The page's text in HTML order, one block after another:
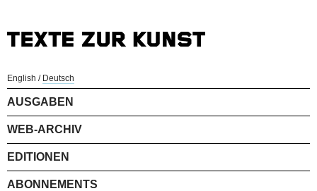
English / Deutsch
AUSGABEN
WEB-ARCHIV
EDITIONEN
ABONNEMENTS